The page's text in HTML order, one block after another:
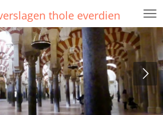
thole everdien